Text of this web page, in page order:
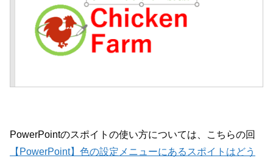
PowerPointのスポイトの使い方については、こちらの回
【PowerPoint】色の設定メニューにあるスポイトはどう